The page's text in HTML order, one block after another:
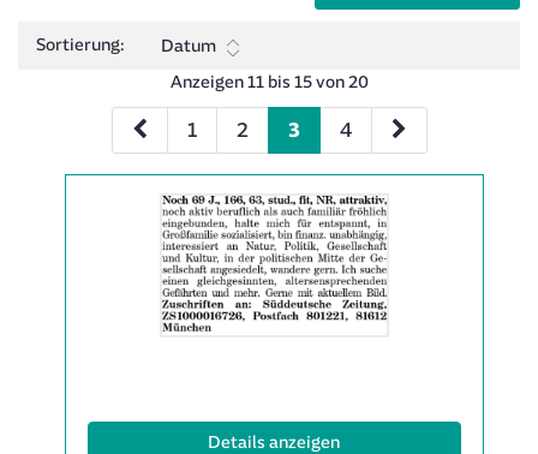
Sortierung:
Datum
Anzeigen 11 bis 15 von 20
1 2 3 4
der
Anzeige
2063313
anzeigen
|
Info:
Details anzeigen(ID: 2063313)